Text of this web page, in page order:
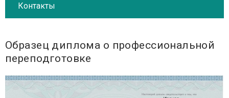
Контакты
Образец диплома о профессиональной
переподготовке